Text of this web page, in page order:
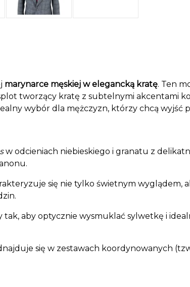
marynarce męskiej w elegancką kratę. Ten
tworzący kratę z subtelnymi akcentami
wybór dla mężczyzn, którzy chcą wyjść
w odcieniach niebieskiego i granatu z
się nie tylko świetnym wyglądem,
tak, aby optycznie wysmuklać sylwetkę i
się w zestawach koordynowanych